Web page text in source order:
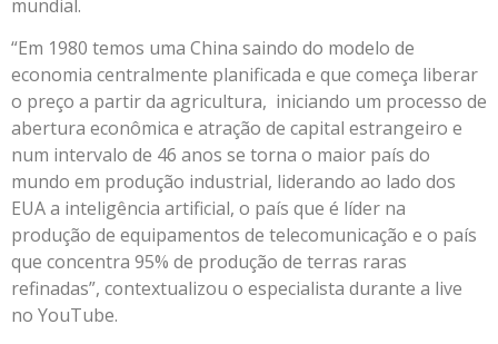
mundial.
“Em 1980 temos uma China saindo do modelo de
economia centralmente planificada e que começa liberar
o preço a partir da agricultura, iniciando um processo de
abertura econômica e atração de capital estrangeiro e
num intervalo de 46 anos se torna o maior país do
mundo em produção industrial, liderando ao lado dos
EUA a inteligência artificial, o país que é líder na
produção de equipamentos de telecomunicação e o país
que concentra 95% de produção de terras raras
refinadas”, contextualizou o especialista durante a live
no YouTube.